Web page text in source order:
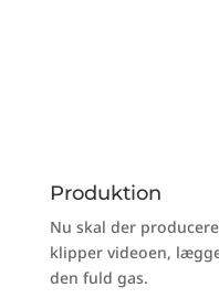
Produktion
Nu skal der
klipper videoen,
den fuld gas.